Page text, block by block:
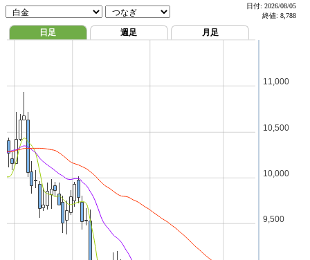
日付: 2026/08/05
終値: 8,788
日足 週足 月足
9,500
10,000
10,500
11,000